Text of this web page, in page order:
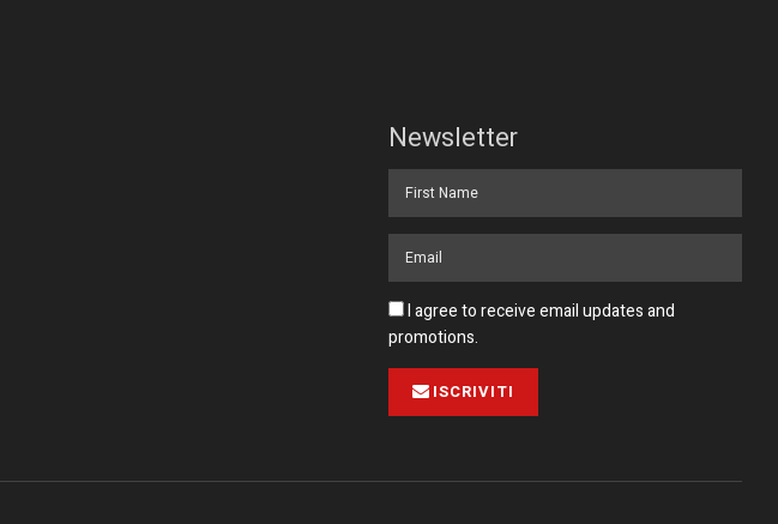
Newsletter
I agree to receive email updates and
promotions.
ISCRIVITI